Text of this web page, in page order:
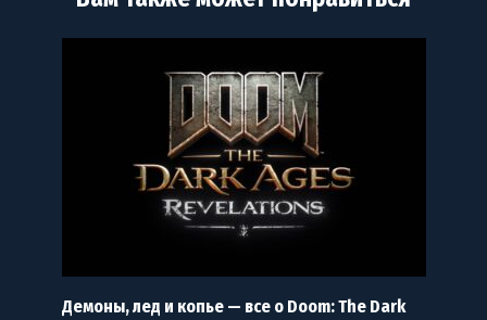
Демоны, лед и копье — все о Doom: The Dark